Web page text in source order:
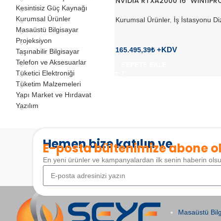
Kesintisiz Güç Kaynağı
Kurumsal Ürünler
Masaüstü Bilgisayar
Projeksiyon
Taşınabilir Bilgisayar
Telefon ve Aksesuarlar
Tüketici Elektroniği
Tüketim Malzemeleri
Yapı Market ve Hırdavat
Yazılım
Kurumsal Ürünler, İş İstasyonu
165.495,39₺
Hemen bize katılın ve
E-posta bültenimize abone
En yeni ürünler ve kampanyalardan ilk senin haberin
Masaüstü